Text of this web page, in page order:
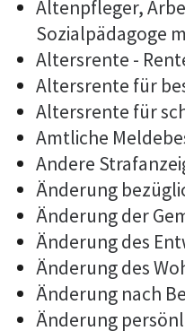
Altenpfleger,
Sozialpädagoge
Altersrente -
Altersrente für
Altersrente für
Amtliche
Andere
Änderung
Änderung der
Änderung des
Änderung des
Änderung nach
Änderung